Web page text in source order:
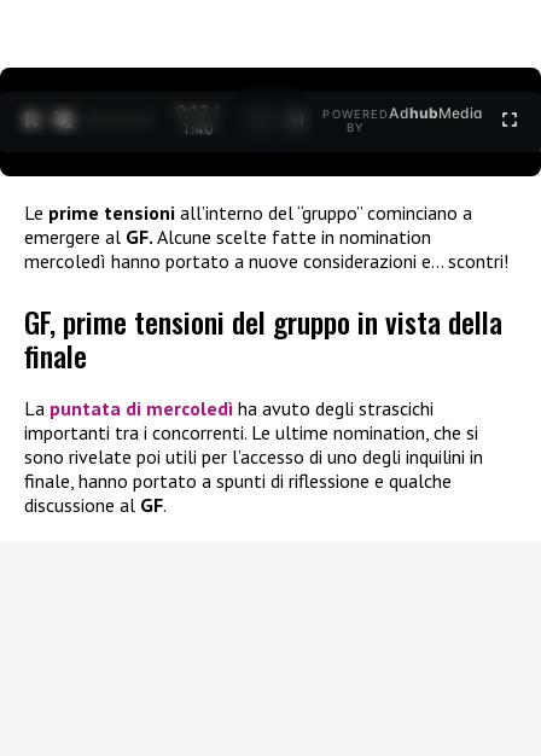
0:13 /
1:40
POWERED
BY
AdhubMedia
Le prime tensioni all’interno del “gruppo” cominciano a
emergere al GF. Alcune scelte fatte in nomination
mercoledì hanno portato a nuove considerazioni e… scontri!
GF, prime tensioni del gruppo in vista della
finale
La puntata di mercoledì ha avuto degli strascichi
importanti tra i concorrenti. Le ultime nomination, che si
sono rivelate poi utili per l’accesso di uno degli inquilini in
finale, hanno portato a spunti di riflessione e qualche
discussione al GF.